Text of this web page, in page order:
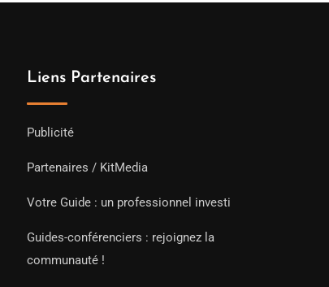
Liens Partenaires
Publicité
Partenaires / KitMedia
Votre Guide : un professionnel investi
Guides-conférenciers : rejoignez la
communauté !